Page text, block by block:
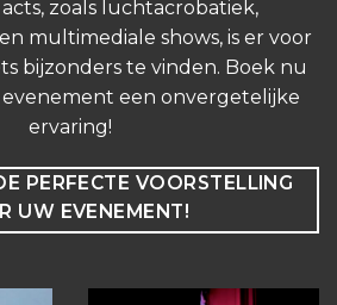
zoals luchtacrobatiek,
multimediale shows, is er voor
bijzonders te vinden. Boek nu
een onvergetelijke
ervaring!
PERFECTE VOORSTELLING
UW EVENEMENT!